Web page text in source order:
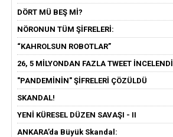
DÖRT MÜ BEŞ Mİ?
NÖRONUN TÜM ŞİFRELERİ:
“KAHROLSUN ROBOTLAR”
26, 5 MİLYONDAN FAZLA TWEET İNCELENDİ
"PANDEMİNİN" ŞİFRELERİ ÇÖZÜLDÜ
SKANDAL!
YENİ KÜRESEL DÜZEN SAVAŞI - II
ANKARA’da Büyük Skandal: